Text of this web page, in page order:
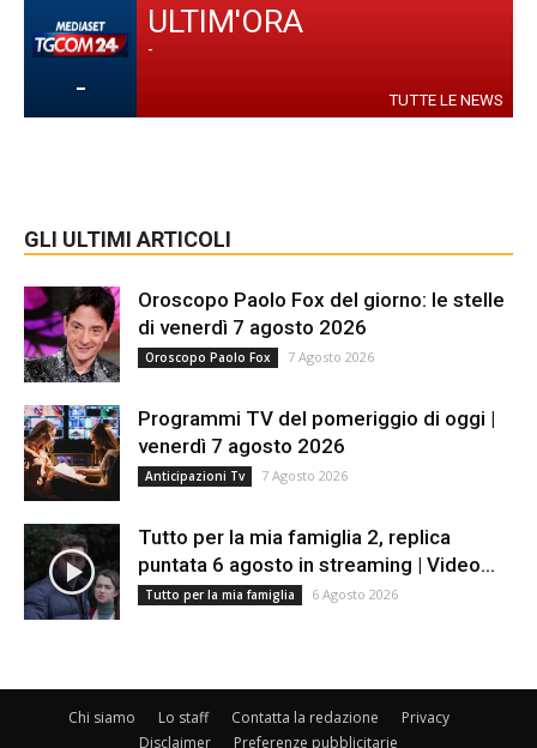
-
ULTIM'ORA
-
TUTTE LE NEWS
GLI ULTIMI ARTICOLI
Oroscopo Paolo Fox del giorno: le stelle
di venerdì 7 agosto 2026
Oroscopo Paolo Fox 7 Agosto 2026
Programmi TV del pomeriggio di oggi |
venerdì 7 agosto 2026
Anticipazioni Tv 7 Agosto 2026
Tutto per la mia famiglia 2, replica
puntata 6 agosto in streaming | Video...
Tutto per la mia famiglia 6 Agosto 2026
Chi siamo Lo staff Contatta la redazione
Privacy
Disclaimer
Preferenze pubblicitarie